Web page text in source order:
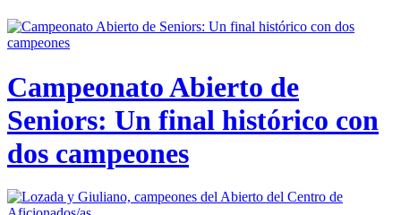
Campeonato Abierto de
Seniors: Un final histórico con
dos campeones